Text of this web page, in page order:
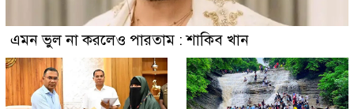
এমন ভুল না করলেও পারতাম : শাকিব খান